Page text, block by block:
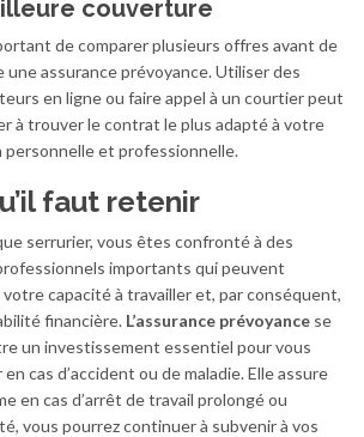
couverture
de comparer plusieurs offres avant de
une assurance prévoyance. Utiliser des
en ligne ou faire appel à un courtier peut
à trouver le contrat le plus adapté à votre
personnelle et professionnelle.
faut retenir
serrurier, vous êtes confronté à des
importants qui peuvent
votre capacité à travailler et, par conséquent,
financière. L’assurance prévoyance se
un investissement essentiel pour vous
cas d’accident ou de maladie. Elle assure
en cas d’arrêt de travail prolongé ou
vous pourrez continuer à subvenir à vos